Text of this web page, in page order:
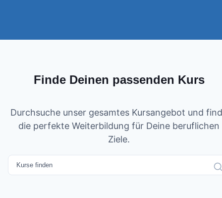
Finde Deinen passenden Kurs
Durchsuche unser gesamtes Kursangebot und
die perfekte Weiterbildung für Deine beruflichen
Ziele.